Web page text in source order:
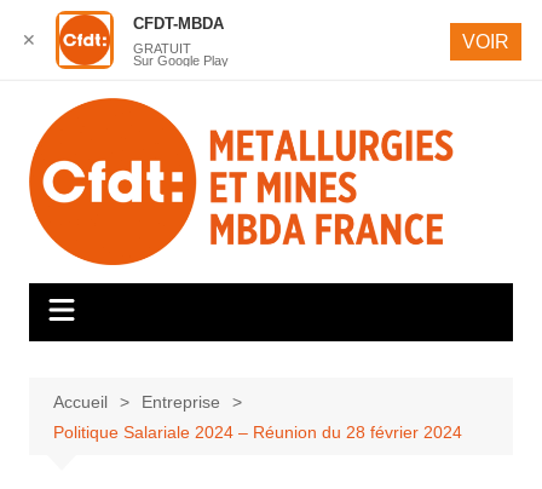
contenu
Accueil
Entreprise
Politique Salariale 2024 – Réunion du 28 février 2024
✕
CFDT-MBDA
GRATUIT
Sur Google Play
VOIR